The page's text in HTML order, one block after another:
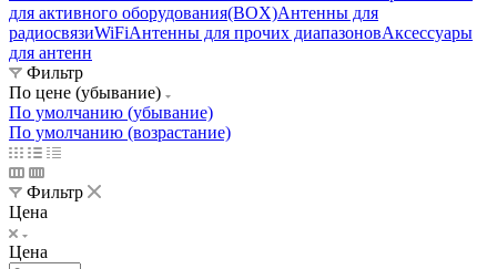
для активного оборудования(BOX)Антенны для
радиосвязиWiFiАнтенны для прочих диапазоновАксессуары
для антенн
Фильтр
По цене (убывание)
По умолчанию (убывание)
По умолчанию (возрастание)
Фильтр
Цена
Цена